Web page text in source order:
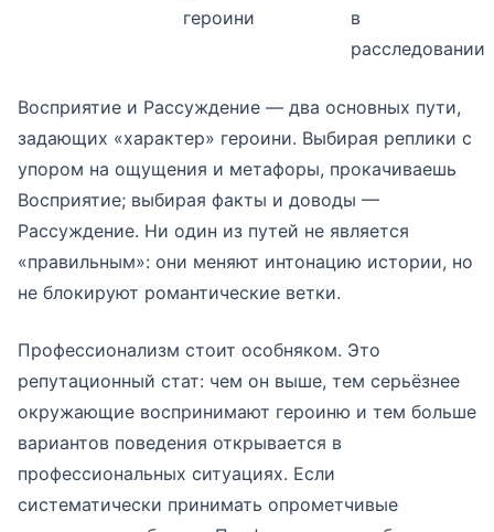
героини
в
расследовании
Восприятие и Рассуждение — два основных пути,
задающих «характер» героини. Выбирая реплики с
упором на ощущения и метафоры, прокачиваешь
Восприятие; выбирая факты и доводы —
Рассуждение. Ни один из путей не является
«правильным»: они меняют интонацию истории, но
не блокируют романтические ветки.
Профессионализм стоит особняком. Это
репутационный стат: чем он выше, тем серьёзнее
окружающие воспринимают героиню и тем больше
вариантов поведения открывается в
профессиональных ситуациях. Если
систематически принимать опрометчивые